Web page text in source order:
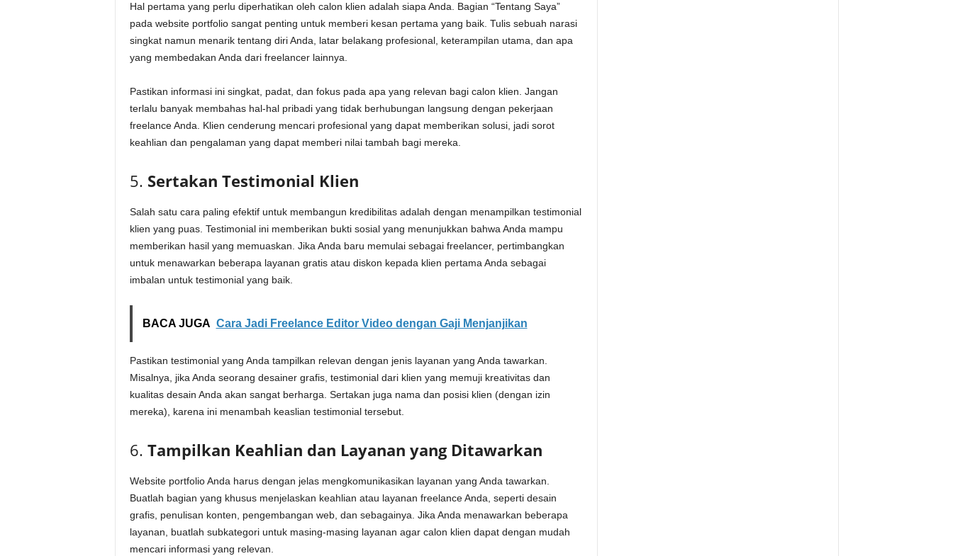
Hal pertama yang perlu diperhatikan oleh calon klien adalah siapa Anda. Bagian “Tentang Saya”
pada website portfolio sangat penting untuk memberi kesan pertama yang baik. Tulis sebuah narasi
singkat namun menarik tentang diri Anda, latar belakang profesional, keterampilan utama, dan apa
yang membedakan Anda dari freelancer lainnya.
Pastikan informasi ini singkat, padat, dan fokus pada apa yang relevan bagi calon klien. Jangan
terlalu banyak membahas hal-hal pribadi yang tidak berhubungan langsung dengan pekerjaan
freelance Anda. Klien cenderung mencari profesional yang dapat memberikan solusi, jadi sorot
keahlian dan pengalaman yang dapat memberi nilai tambah bagi mereka.
5. Sertakan Testimonial Klien
Salah satu cara paling efektif untuk membangun kredibilitas adalah dengan menampilkan testimonial
klien yang puas. Testimonial ini memberikan bukti sosial yang menunjukkan bahwa Anda mampu
memberikan hasil yang memuaskan. Jika Anda baru memulai sebagai freelancer, pertimbangkan
untuk menawarkan beberapa layanan gratis atau diskon kepada klien pertama Anda sebagai
imbalan untuk testimonial yang baik.
BACA JUGA Cara Jadi Freelance Editor Video dengan Gaji Menjanjikan
Pastikan testimonial yang Anda tampilkan relevan dengan jenis layanan yang Anda tawarkan.
Misalnya, jika Anda seorang desainer grafis, testimonial dari klien yang memuji kreativitas dan
kualitas desain Anda akan sangat berharga. Sertakan juga nama dan posisi klien (dengan izin
mereka), karena ini menambah keaslian testimonial tersebut.
6. Tampilkan Keahlian dan Layanan yang Ditawarkan
Website portfolio Anda harus dengan jelas mengkomunikasikan layanan yang Anda tawarkan.
Buatlah bagian yang khusus menjelaskan keahlian atau layanan freelance Anda, seperti desain
grafis, penulisan konten, pengembangan web, dan sebagainya. Jika Anda menawarkan beberapa
layanan, buatlah subkategori untuk masing-masing layanan agar calon klien dapat dengan mudah
mencari informasi yang relevan.